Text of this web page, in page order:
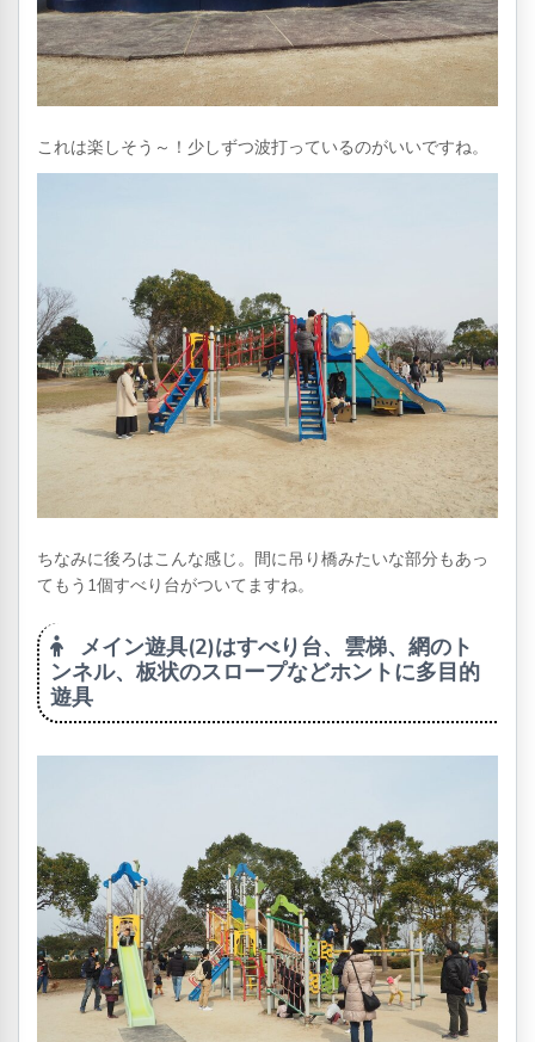
これは楽しそう～！少しずつ波打っているのがいいですね。
ちなみに後ろはこんな感じ。間に吊り橋みたいな部分もあっ
てもう1個すべり台がついてますね。
メイン遊具(2)はすべり台、雲梯、網のト
ンネル、板状のスロープなどホントに多目的
遊具